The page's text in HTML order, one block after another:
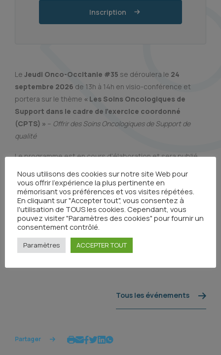
Inscription
Le Jeudi Onco-Occitanie #35 se déroulera le 24
septembre 2026 de 13h à 14h en visio-conférence et
portera sur le thème « Les Soins Oncologiques de
Support dans le cadre de l’exercice coordonné
(CPTS) » – Offrir des Soins Oncologiques de Support de
qualité
Le programme est en cours d’élaboration et sera publié
Inscrivez-vous dès à présent en cliquant sur le
bouton ci-dessus !
Tous les événements
Partager
Nous utilisons des cookies sur notre site Web pour
vous offrir l'expérience la plus pertinente en
mémorisant vos préférences et vos visites répétées.
En cliquant sur "Accepter tout", vous consentez à
l'utilisation de TOUS les cookies. Cependant, vous
pouvez visiter "Paramètres des cookies" pour fournir un
consentement contrôlé.
Paramètres ACCEPTER TOUT